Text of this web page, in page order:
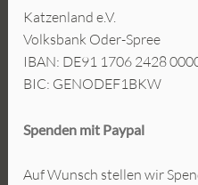
Katzenland e.V.
Volksbank Oder-Spree
IBAN: DE91 1706 2428
BIC: GENODEF1BKW
Spenden mit Paypal
Auf Wunsch stellen wir